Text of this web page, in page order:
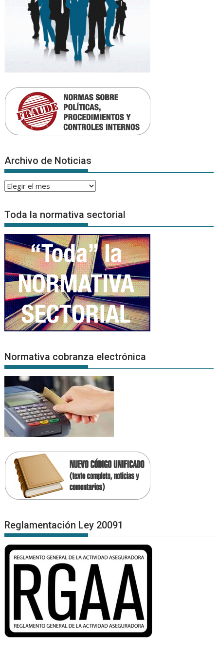
Archivo de Noticias
Archivo
Noticias
Toda la normativa sectorial
Normativa cobranza electrónica
Reglamentación Ley 20091